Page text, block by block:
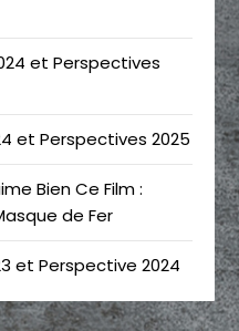
et Perspectives
et Perspectives 2025
Bien Ce Film :
de Fer
et Perspective 2024